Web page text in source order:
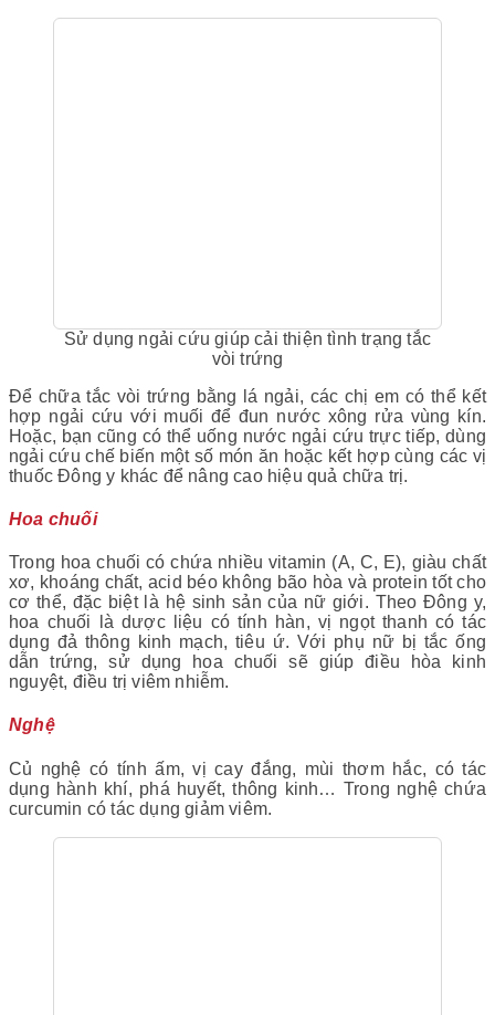
Sử dụng ngải cứu giúp cải thiện tình trạng tắc
vòi trứng
Để chữa tắc vòi trứng bằng lá ngải, các chị em có thể kết
hợp ngải cứu với muối để đun nước xông rửa vùng kín.
Hoặc, bạn cũng có thể uống nước ngải cứu trực tiếp, dùng
ngải cứu chế biến một số món ăn hoặc kết hợp cùng các vị
thuốc Đông y khác để nâng cao hiệu quả chữa trị.
Hoa chuối
Trong hoa chuối có chứa nhiều vitamin (A, C, E), giàu chất
xơ, khoáng chất, acid béo không bão hòa và protein tốt cho
cơ thể, đặc biệt là hệ sinh sản của nữ giới. Theo Đông y,
hoa chuối là dược liệu có tính hàn, vị ngọt thanh có tác
dụng đả thông kinh mạch, tiêu ứ. Với phụ nữ bị tắc ống
dẫn trứng, sử dụng hoa chuối sẽ giúp điều hòa kinh
nguyệt, điều trị viêm nhiễm.
Nghệ
Củ nghệ có tính ấm, vị cay đắng, mùi thơm hắc, có tác
dụng hành khí, phá huyết, thông kinh… Trong nghệ chứa
curcumin có tác dụng giảm viêm.